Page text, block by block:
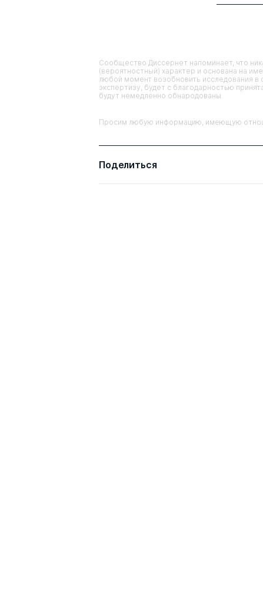
Сообщество Диссернет напоминает, что
(вероятностный) характер и основана на
любой момент возобновить исследования
экспертизу, будет с благодарностью
будут немедленно обнародованы.
Просим любую информацию, имеющую
Поделиться